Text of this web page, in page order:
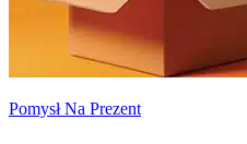
Pomysł Na Prezent